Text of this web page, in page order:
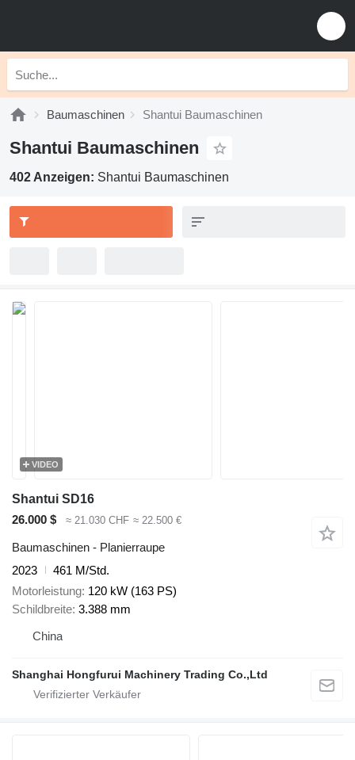
Baumaschinen Shantui Baumaschinen
Shantui Baumaschinen
402 Anzeigen: Shantui Baumaschinen
VIDEO
Shantui SD16
26.000 $
≈ 21.030 CHF ≈ 22.500 €
Baumaschinen - Planierraupe
2023
461 M/Std.
Motorleistung 120 kW (163 PS)
Schildbreite 3.388 mm
China
Shanghai Hongfurui Machinery Trading Co.,Ltd